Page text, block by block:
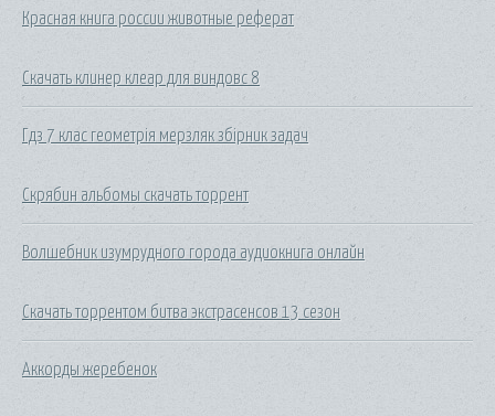
Красная книга россии животные реферат
Скачать клинер клеар для виндовс 8
Гдз 7 клас геометрія мерзляк збірник задач
Скрябин альбомы скачать торрент
Волшебник изумрудного города аудиокнига онлайн
Скачать торрентом битва экстрасенсов 13 сезон
Аккорды жеребенок